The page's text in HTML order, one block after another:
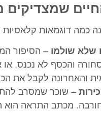
כמה דוגמאות
שלא שולמו – הסיפור
והכסף לא נכנס,
והאחרונה לקבל את
– שוכר שמסרב
מכתב התראה הוא